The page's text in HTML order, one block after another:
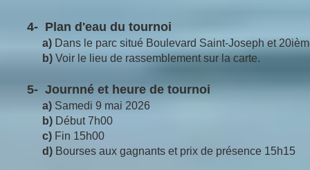
4- Plan d'eau du tournoi
​ a) Dans le parc situé Boulevard Saint-Joseph et
b) Voir le lieu de rassemblement sur la carte.
5- Journné et heure de tournoi
​ a) Samedi 9 mai 2026
b) Début 7h00
c) Fin 15h00
d) Bourses aux gagnants et prix de présence 15h15